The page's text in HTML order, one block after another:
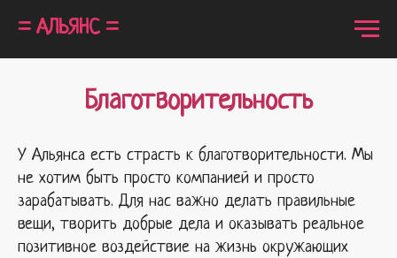
= АЛЬЯНС =
Благотворительность
У Альянса есть страсть к благотворительности. Мы
не хотим быть просто компанией и просто
зарабатывать. Для нас важно делать правильные
вещи, творить добрые дела и оказывать реальное
позитивное воздействие на жизнь окружающих